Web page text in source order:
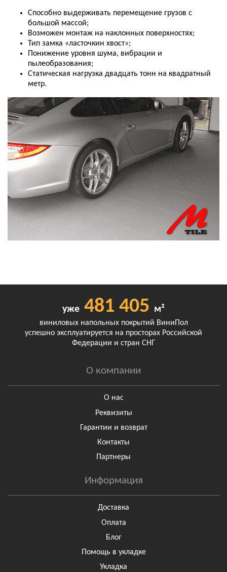
Способно выдерживать перемещение грузов с
большой массой;
Возможен монтаж на наклонных поверхностях;
Тип замка «ласточкин хвост»;
Понижение уровня шума, вибрации и
пылеобразования;
Статическая нагрузка двадцать тонн на квадратный
метр.
уже 481 405 м²
виниловых напольных покрытий ВиниПол
успешно эксплуатируется на просторах Российской
Федерации и стран СНГ
О компании
О нас
Реквизиты
Гарантии и возврат
Контакты
Партнеры
Информация
Доставка
Оплата
Блог
Помощь в укладке
Укладка